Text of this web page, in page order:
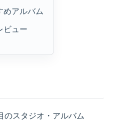
めアルバム
ビュー
のスタジオ・アルバム